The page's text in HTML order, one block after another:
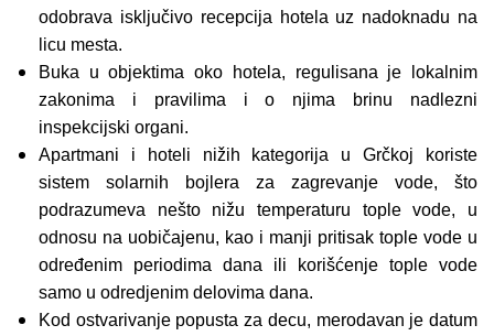
odobrava isključivo recepcija hotela uz nadoknadu na
licu mesta.
Buka u objektima oko hotela, regulisana je lokalnim
zakonima i pravilima i o njima brinu nadlezni
inspekcijski organi.
Apartmani i hoteli nižih kategorija u Grčkoj koriste
sistem solarnih bojlera za zagrevanje vode, što
podrazumeva nešto nižu temperaturu tople vode, u
odnosu na uobičajenu, kao i manji pritisak tople vode u
određenim periodima dana ili korišćenje tople vode
samo u odredjenim delovima dana.
Kod ostvarivanje popusta za decu, merodavan je datum